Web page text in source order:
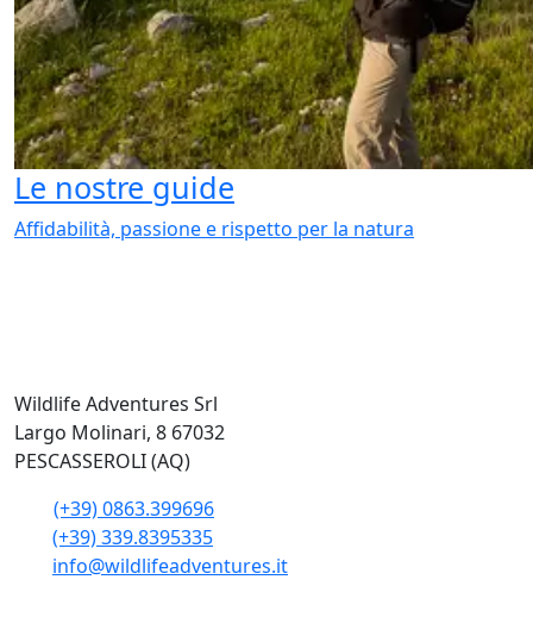
Le nostre guide
Affidabilità, passione e rispetto per la natura
Wildlife Adventures Srl
Largo Molinari, 8 67032
PESCASSEROLI (AQ)
(+39) 0863.399696
(+39) 339.8395335
info@wildlifeadventures.it